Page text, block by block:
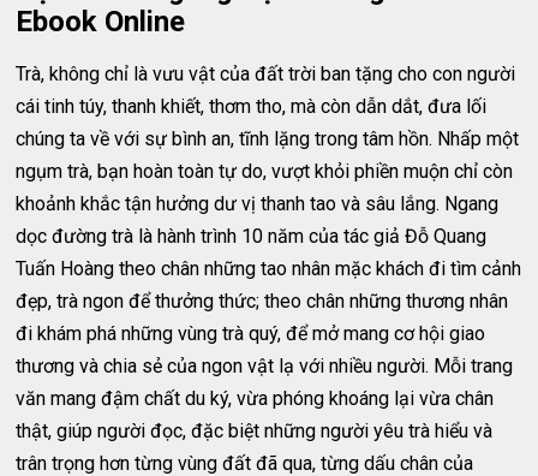
Ebook Online
Trà, không chỉ là vưu vật của đất trời ban tặng cho con người
cái tinh túy, thanh khiết, thơm tho, mà còn dẫn dắt, đưa lối
chúng ta về với sự bình an, tĩnh lặng trong tâm hồn. Nhấp một
ngụm trà, bạn hoàn toàn tự do, vượt khỏi phiền muộn chỉ còn
khoảnh khắc tận hưởng dư vị thanh tao và sâu lắng. Ngang
dọc đường trà là hành trình 10 năm của tác giả Đỗ Quang
Tuấn Hoàng theo chân những tao nhân mặc khách đi tìm cảnh
đẹp, trà ngon để thưởng thức; theo chân những thương nhân
đi khám phá những vùng trà quý, để mở mang cơ hội giao
thương và chia sẻ của ngon vật lạ với nhiều người. Mỗi trang
văn mang đậm chất du ký, vừa phóng khoáng lại vừa chân
thật, giúp người đọc, đặc biệt những người yêu trà hiểu và
trân trọng hơn từng vùng đất đã qua, từng dấu chân của